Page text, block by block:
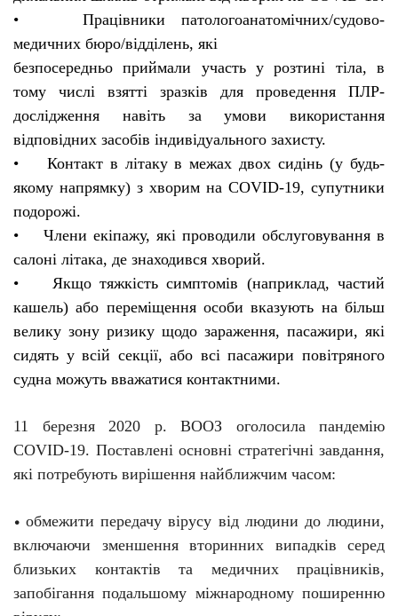
• Працівники патологоанатомічних/судово-
медичних бюро/відділень, які
безпосередньо приймали участь у розтині тіла, в
тому числі взятті зразків для проведення ПЛР-
дослідження навіть за умови використання
відповідних засобів індивідуального захисту.
• Контакт в літаку в межах двох сидінь (у будь-
якому напрямку) з хворим на COVID-19, супутники
подорожі.
• Члени екіпажу, які проводили обслуговування в
салоні літака, де знаходився хворий.
• Якщо тяжкість симптомів (наприклад, частий
кашель) або переміщення особи вказують на більш
велику зону ризику щодо зараження, пасажири, які
сидять у всій секції, або всі пасажири повітряного
судна можуть вважатися контактними.
11 березня 2020 р. ВООЗ оголосила пандемію
COVID-19. Поставлені основні стратегічні завдання,
які потребують вирішення найближчим часом:
•обмежити передачу вірусу від людини до людини,
включаючи зменшення вторинних випадків серед
близьких контактів та медичних працівників,
запобігання подальшому міжнародному поширенню